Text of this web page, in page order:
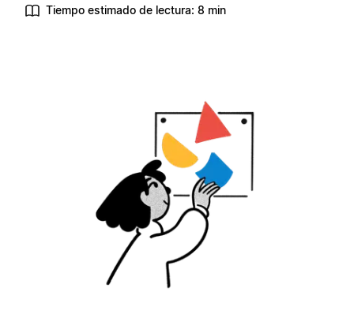
Tiempo estimado de lectura: 8 min